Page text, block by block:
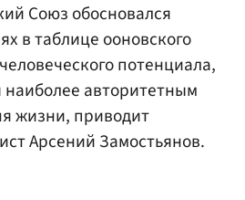
Союз обосновался
в таблице ооновского
потенциала,
наиболее авторитетным
жизни, приводит
Арсений Замостьянов.